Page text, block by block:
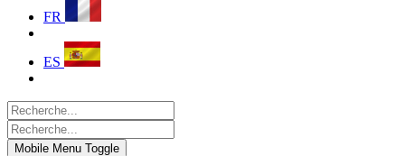
FR
ES
Mobile Menu Toggle